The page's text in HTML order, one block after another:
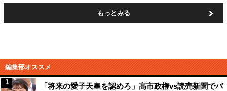
もっとみる
編集部オススメ
「将来の愛子天皇を認めろ」高市政権vs読売新聞でバ
1